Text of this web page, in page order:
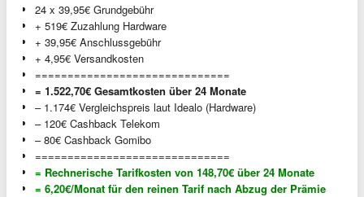
24 x 39,95€ Grundgebühr
+ 519€ Zuzahlung Hardware
+ 39,95€ Anschlussgebühr
+ 4,95€ Versandkosten
==============================
= 1.522,70€ Gesamtkosten über 24 Monate
– 1.174€ Vergleichspreis laut Idealo (Hardware)
– 120€ Cashback Telekom
– 80€ Cashback Gomibo
==============================
= Rechnerische Tarifkosten von 148,70€ über 24 Monate
= 6,20€/Monat für den reinen Tarif nach Abzug der Prämie